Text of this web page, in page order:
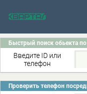
Быстрый поиск обьекта
Введите ID или
телефон
Проверить телефон